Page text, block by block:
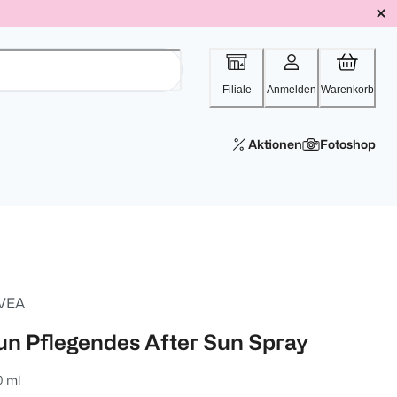
Filiale Anmelden Warenkorb
Aktionen Fotoshop
Pflegendes After Sun Spray
ml